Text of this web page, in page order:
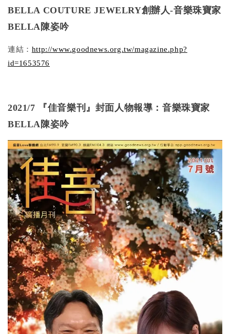
BELLA COUTURE JEWELRY創辦人-音樂珠寶家
BELLA陳姿吟
連結： http://www.goodnews.org.tw/magazine.php?
id=1653576
2021/7 『佳音樂刊』封面人物報導：音樂珠寶家
BELLA陳姿吟